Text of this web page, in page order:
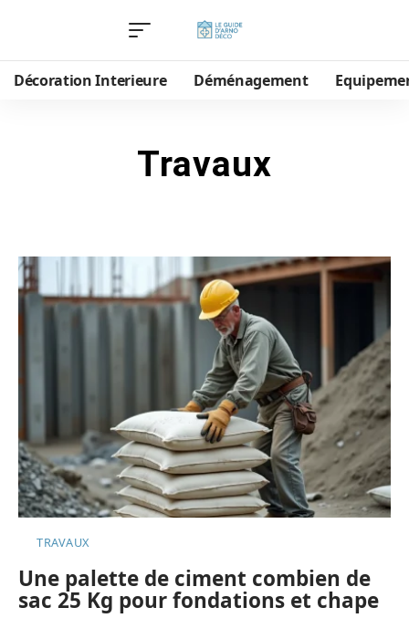
Décoration Interieure Déménagement
Travaux
TRAVAUX
Une palette de ciment combien de
sac 25 Kg pour fondations et chape